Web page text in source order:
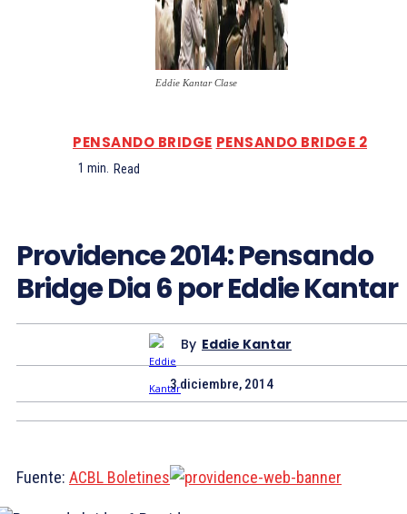
Eddie Kantar Clase
PENSANDO BRIDGE PENSANDO BRIDGE 2
1 min. Read
Providence 2014: Pensando
Bridge Dia 6 por Eddie Kantar
By Eddie Kantar
3 diciembre, 2014
Fuente: ACBL Boletines